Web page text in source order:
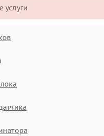
услуги